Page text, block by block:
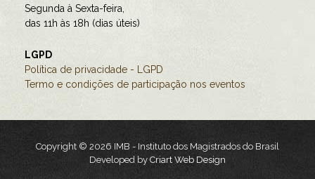
Segunda à Sexta-feira,
das 11h às 18h (dias úteis)
LGPD
Política de privacidade - LGPD
Termo e condições de participação nos eventos
Copyright © 2026 IMB - Instituto dos Magistrados do Brasil
Developed byCriart Web Design